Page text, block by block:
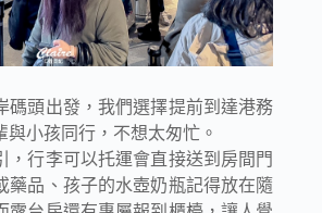
碼頭出發，我們選擇提前到達港務
小孩同行，不想太匆忙。
，行李可以托運會直接送到房間門
藥品、孩子的水壺奶瓶記得放在隨